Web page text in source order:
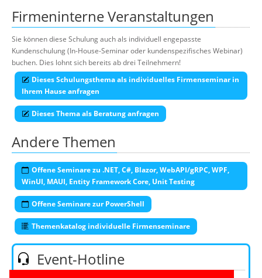
Firmeninterne Veranstaltungen
Sie können diese Schulung auch als individuell engepasste
Kundenschulung (In-House-Seminar oder kundenspezifisches Webinar)
buchen. Dies lohnt sich bereits ab drei Teilnehmern!
Dieses Schulungsthema als individuelles Firmenseminar in
Ihrem Hause anfragen
Dieses Thema als Beratung anfragen
Andere Themen
Offene Seminare zu .NET, C#, Blazor, WebAPI/gRPC, WPF,
WinUI, MAUI, Entity Framework Core, Unit Testing
Offene Seminare zur PowerShell
Themenkatalog individuelle Firmenseminare
Event-Hotline